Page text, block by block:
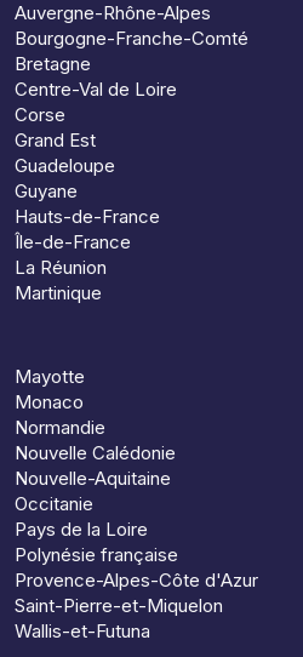
Auvergne-Rhône-Alpes
Bourgogne-Franche-Comté
Bretagne
Centre-Val de Loire
Corse
Grand Est
Guadeloupe
Guyane
Hauts-de-France
Île-de-France
La Réunion
Martinique
Mayotte
Monaco
Normandie
Nouvelle Calédonie
Nouvelle-Aquitaine
Occitanie
Pays de la Loire
Polynésie française
Provence-Alpes-Côte d'Azur
Saint-Pierre-et-Miquelon
Wallis-et-Futuna